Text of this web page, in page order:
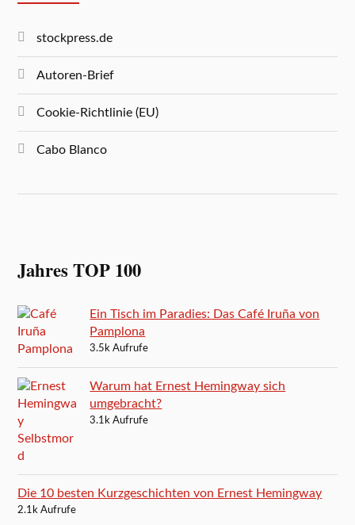
stockpress.de
Autoren-Brief
Cookie-Richtlinie (EU)
Cabo Blanco
Jahres TOP 100
Ein Tisch im Paradies: Das Café Iruña von
Pamplona
3.5k Aufrufe
Warum hat Ernest Hemingway sich
umgebracht?
3.1k Aufrufe
Die 10 besten Kurzgeschichten von Ernest Hemingway
2.1k Aufrufe